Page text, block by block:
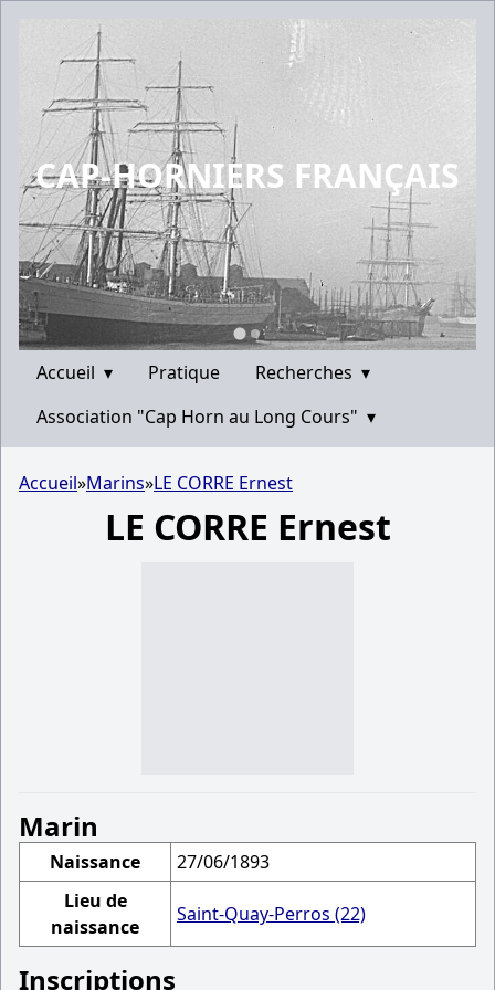
CAP-HORNIERS FRANÇAIS
Accueil ▾ Pratique Recherches ▾
Association "Cap Horn au Long Cours" ▾
Accueil»Marins»LE CORRE Ernest
LE CORRE Ernest
Marin
Naissance
27/06/1893
Lieu de
naissance
Saint-Quay-Perros (22)
Inscriptions